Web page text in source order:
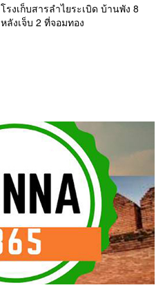
โรงเก็บสารลำไยระเบิด บ้านพัง 8
หลังเจ็บ 2 ที่จอมทอง